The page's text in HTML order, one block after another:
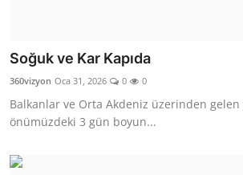
Soğuk ve Kar Kapıda
360vizyon Oca 31, 2026 0 0
Balkanlar ve Orta Akdeniz üzerinden gelen
önümüzdeki 3 gün boyun...